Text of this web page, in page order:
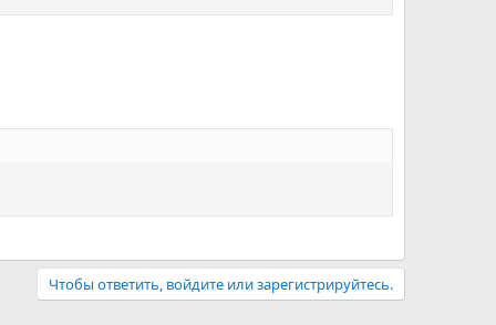
Чтобы ответить, войдите или зарегистрируйтесь.